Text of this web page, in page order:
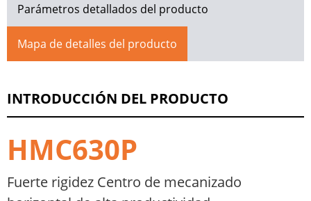
Parámetros detallados del producto
Mapa de detalles del producto
INTRODUCCIÓN DEL PRODUCTO
HMC630P
Fuerte rigidez Centro de mecanizado